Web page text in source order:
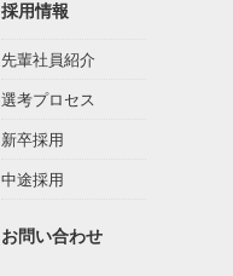
採用情報
先輩社員紹介
選考プロセス
新卒採用
中途採用
お問い合わせ